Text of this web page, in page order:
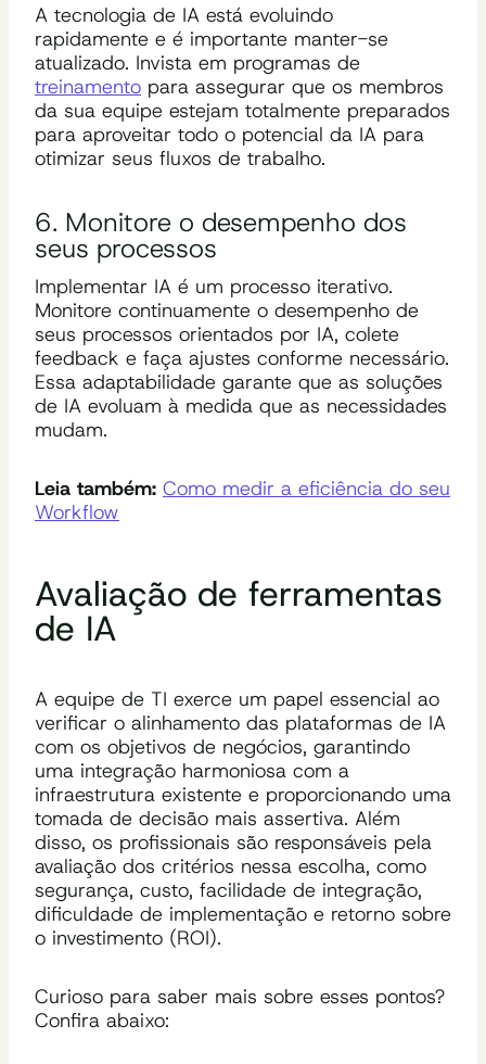
A tecnologia de IA está evoluindo
rapidamente e é importante manter-se
atualizado. Invista em programas de
treinamento para assegurar que os membros
da sua equipe estejam totalmente preparados
para aproveitar todo o potencial da IA ​​para
otimizar seus fluxos de trabalho.
6. Monitore o desempenho dos
seus processos
Implementar IA é um processo iterativo.
Monitore continuamente o desempenho de
seus processos orientados por IA, colete
feedback e faça ajustes conforme necessário.
Essa adaptabilidade garante que as soluções
de IA evoluam à medida que as necessidades
mudam.
Leia também: Como medir a eficiência do seu
Workflow
Avaliação de ferramentas
de IA
A equipe de TI exerce um papel essencial ao
verificar o alinhamento das plataformas de IA
com os objetivos de negócios, garantindo
uma integração harmoniosa com a
infraestrutura existente e proporcionando uma
tomada de decisão mais assertiva. Além
disso, os profissionais são responsáveis pela
avaliação dos critérios nessa escolha, como
segurança, custo, facilidade de integração,
dificuldade de implementação e retorno sobre
o investimento (ROI).
Curioso para saber mais sobre esses pontos?
Confira abaixo: